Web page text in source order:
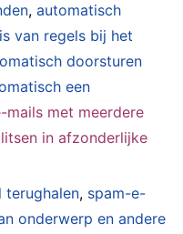
,automatisch
van regels bij het
doorsturen
een
mails met meerdere
in afzonderlijke
terughalen, spam-e-
onderwerp en andere